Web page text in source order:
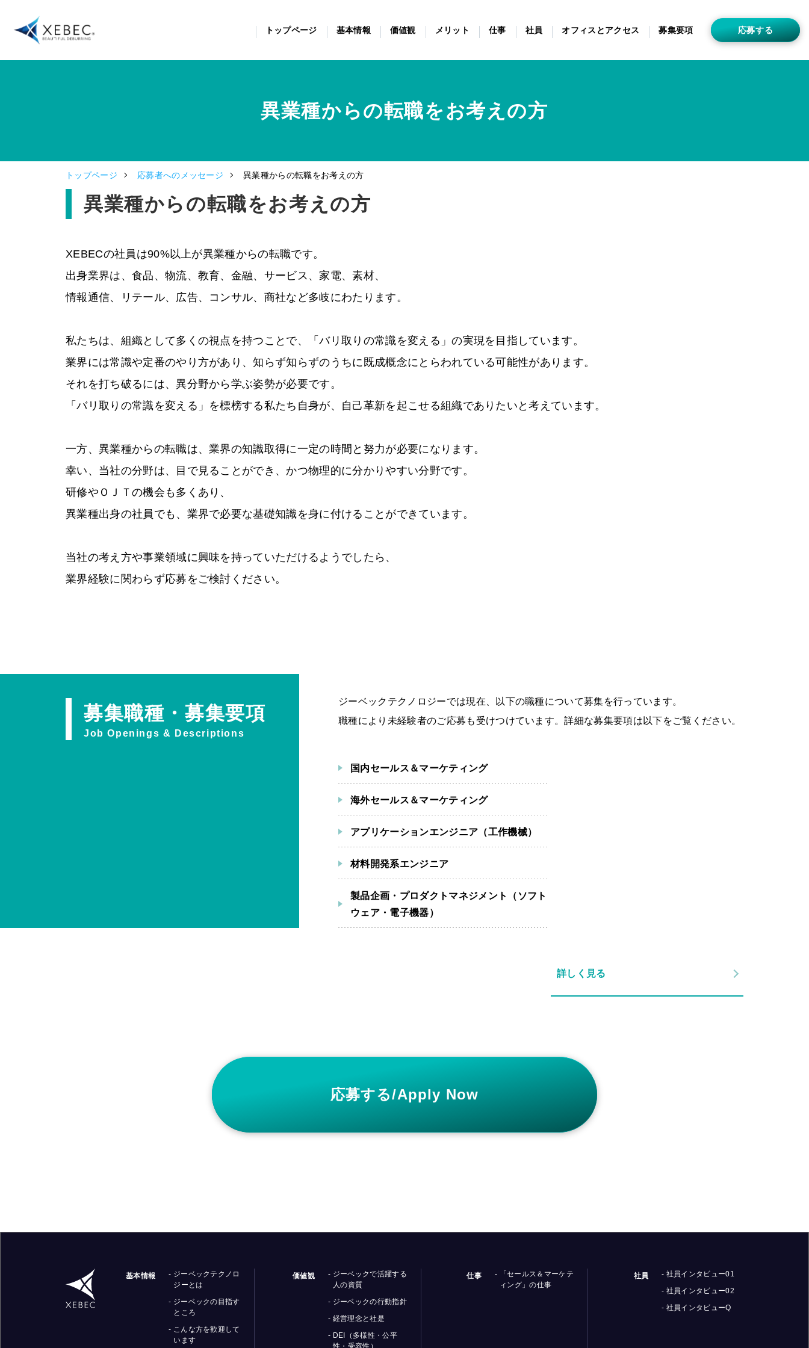
トップページ 基本情報 価値観 メリット 仕事 社員 オフィスとアクセス 募集要項 応募する
異業種からの転職をお考えの方
トップページ 応募者へのメッセージ 異業種からの転職をお考えの方
異業種からの転職をお考えの方
XEBECの社員は90%以上が異業種からの転職です。
出身業界は、食品、物流、教育、金融、サービス、家電、素材、
情報通信、リテール、広告、コンサル、商社など多岐にわたります。
私たちは、組織として多くの視点を持つことで、「バリ取りの常識を変える」の実現を目指しています。
業界には常識や定番のやり方があり、知らず知らずのうちに既成概念にとらわれている可能性があります。
それを打ち破るには、異分野から学ぶ姿勢が必要です。
「バリ取りの常識を変える」を標榜する私たち自身が、自己革新を起こせる組織でありたいと考えています。
一方、異業種からの転職は、業界の知識取得に一定の時間と努力が必要になります。
幸い、当社の分野は、目で見ることができ、かつ物理的に分かりやすい分野です。
研修やＯＪＴの機会も多くあり、
異業種出身の社員でも、業界で必要な基礎知識を身に付けることができています。
当社の考え方や事業領域に興味を持っていただけるようでしたら、
業界経験に関わらず応募をご検討ください。
募集職種・募集要項
Job Openings & Descriptions
ジーベックテクノロジーでは現在、以下の職種について募集を行っています。
職種により未経験者のご応募も受けつけています。詳細な募集要項は以下をご覧ください。
国内セールス＆マーケティング
海外セールス＆マーケティング
アプリケーションエンジニア（工作機械）
材料開発系エンジニア
製品企画・プロダクトマネジメント（ソフト
ウェア・電子機器）
詳しく見る
応募する/Apply Now
基本情報
- ジーベックテクノロ
ジーとは
- ジーベックの目指す
ところ
- こんな方を歓迎して
います
価値観
- ジーベックで活躍する
人の資質
- ジーベックの行動指針
- 経営理念と社是
- DEI（多様性・公平
性・受容性）
仕事
- 「セールス＆マーケテ
ィング」の仕事
社員
- 社員インタビュー01
- 社員インタビュー02
- 社員インタビューQ